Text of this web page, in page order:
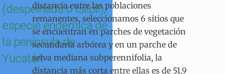
(despeinada o tsiipil),
especie endémica de
la península de
Yucatán
distancia entre las poblaciones
remanentes, seleccionamos 6 sitios que
se encuentran en parches de vegetación
secundaria arbórea y en un parche de
selva mediana subperennifolia, la
distancia más corta entre ellas es de 51.9